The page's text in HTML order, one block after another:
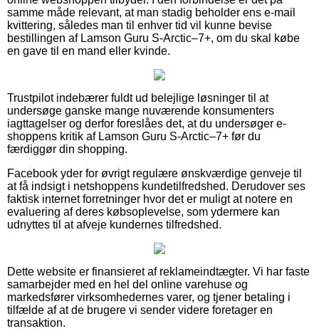
samme måde relevant, at man stadig beholder ens e-mail
kvittering, således man til enhver tid vil kunne bevise
bestillingen af Lamson Guru S-Arctic–7+, om du skal købe
en gave til en mand eller kvinde.
Trustpilot indebærer fuldt ud belejlige løsninger til at
undersøge ganske mange nuværende konsumenters
iagttagelser og derfor foreslåes det, at du undersøger e-
shoppens kritik af Lamson Guru S-Arctic–7+ før du
færdiggør din shopping.
Facebook yder for øvrigt regulære ønskværdige genveje til
at få indsigt i netshoppens kundetilfredshed. Derudover ses
faktisk internet forretninger hvor det er muligt at notere en
evaluering af deres købsoplevelse, som ydermere kan
udnyttes til at afveje kundernes tilfredshed.
Dette website er finansieret af reklameindtægter. Vi har faste
samarbejder med en hel del online varehuse og
markedsfører virksomhedernes varer, og tjener betaling i
tilfælde af at de brugere vi sender videre foretager en
transaktion.